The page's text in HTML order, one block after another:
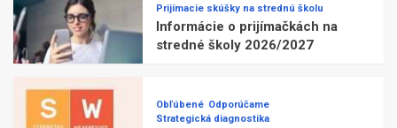
Prijímacie skúšky na strednú školu
Informácie o prijímačkách na
stredné školy 2026/2027
Obľúbené Odporúčame
Strategická diagnostika